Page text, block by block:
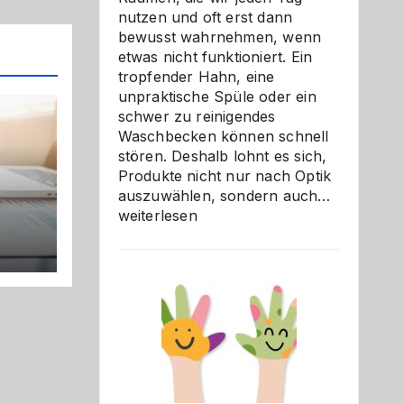
nutzen und oft erst dann
bewusst wahrnehmen, wenn
etwas nicht funktioniert. Ein
tropfender Hahn, eine
unpraktische Spüle oder ein
schwer zu reinigendes
Waschbecken können schnell
stören. Deshalb lohnt es sich,
Produkte nicht nur nach Optik
auszuwählen, sondern auch…
weiterlesen